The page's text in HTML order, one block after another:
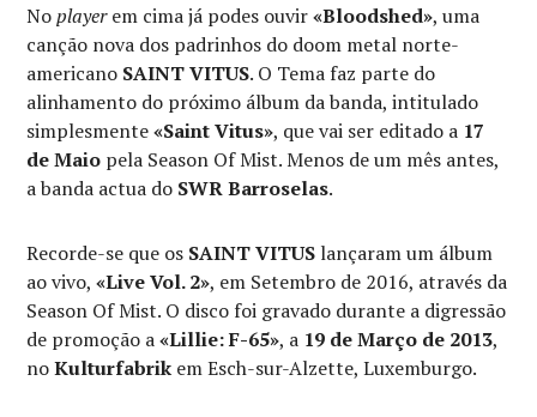
Noplayerem cima já podes ouvir«Bloodshed», uma
canção nova dos padrinhos do doom metal norte-
americano SAINT VITUS. O Tema faz parte do
alinhamento do próximo álbum da banda, intitulado
simplesmente«Saint Vitus», que vai ser editado a 17
de Maio pela Season Of Mist. Menos de um mês antes,
a banda actua do SWR Barroselas.
Recorde-se que os SAINT VITUS lançaram um álbum
ao vivo,«Live Vol. 2», em Setembro de 2016, através da
Season Of Mist. O disco foi gravado durante a digressão
de promoção a«Lillie: F-65», a 19 de Março de 2013,
noKulturfabrik em Esch-sur-Alzette, Luxemburgo.